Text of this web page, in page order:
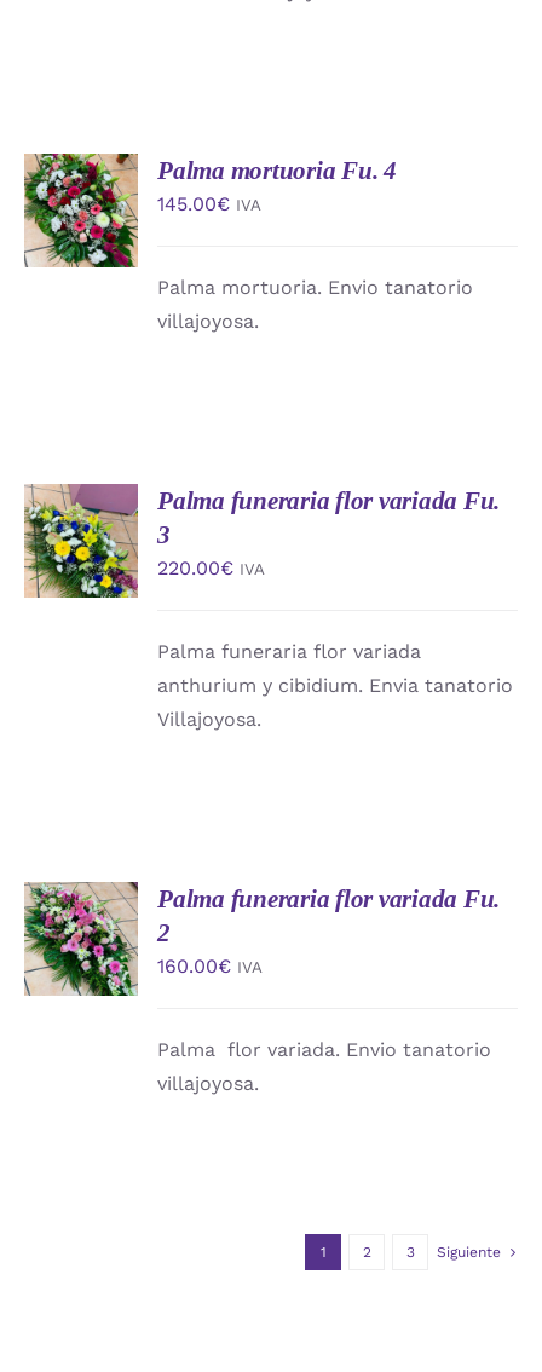
AÑADIR
AL
CARRITO
/
DETALLES
Palma mortuoria Fu. 4
145.00€ IVA
Palma mortuoria. Envio tanatorio
villajoyosa.
AÑADIR
AL
CARRITO
/
DETALLES
Palma funeraria flor variada Fu.
3
220.00€ IVA
Palma funeraria flor variada
anthurium y cibidium. Envia tanatorio
Villajoyosa.
AÑADIR
AL
CARRITO
/
DETALLES
Palma funeraria flor variada Fu.
2
160.00€ IVA
Palma flor variada. Envio tanatorio
villajoyosa.
1 2 3 Siguiente